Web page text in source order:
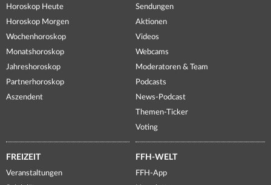
Horoskop Heute
Horoskop Morgen
Wochenhoroskop
Monatshoroskop
Jahreshoroskop
Partnerhoroskop
Aszendent
Sendungen
Aktionen
Videos
Webcams
Moderatoren & Team
Podcasts
News-Podcast
Themen-Ticker
Voting
FREIZEIT
Veranstaltungen
FFH-WELT
FFH-App